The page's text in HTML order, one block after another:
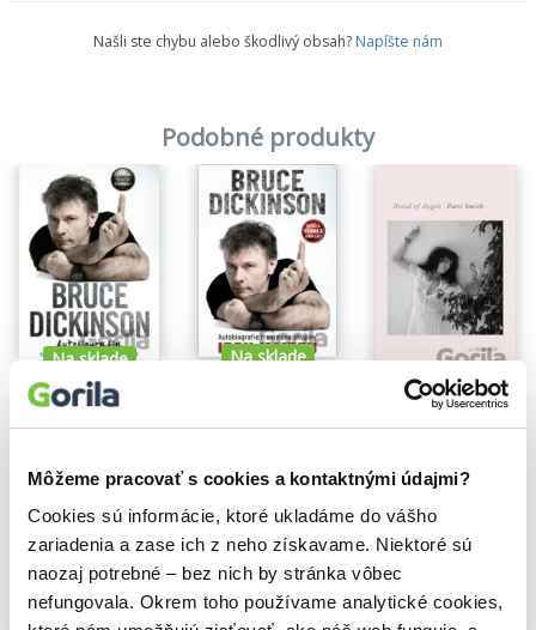
Môžeme pracovať s cookies a kontaktnými údajmi?
Cookies sú informácie, ktoré ukladáme do vášho
zariadenia a zase ich z neho získavame. Niektoré sú
naozaj potrebné – bez nich by stránka vôbec
nefungovala. Okrem toho používame analytické cookies,
core fans alike.
Našli ste chybu alebo škodlivý obsah? Napíšte nám
Podobné produkty
Na sklade
Bruce Dickinson
5,60€
Na sklade
12,90€
Na sklade
Bread of Angels
Patti Smith
Vybrané pre teba